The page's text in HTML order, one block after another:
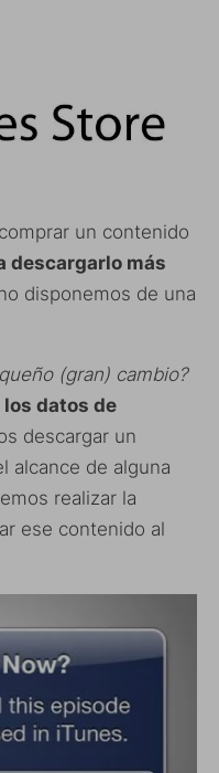
un contenido
descargarlo más
disponemos de una
(gran) cambio?
datos de
descargar un
alcance de alguna
realizar la
ese contenido al